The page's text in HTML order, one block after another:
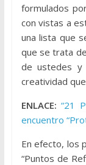
formulados
con vistas a
una lista que
que se trata
de ustedes y
creatividad
ENLACE: “21
encuentro
En efecto, los
“Puntos de